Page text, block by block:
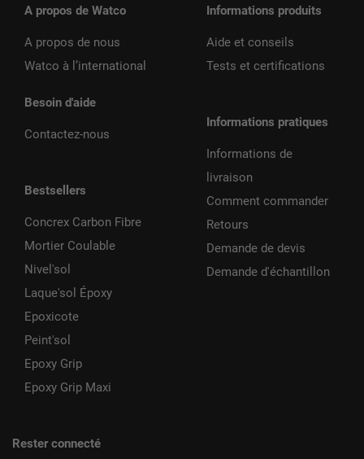
A propos de Watco
A propos de nous
Watco à l’international
Besoin d'aide
Contactez-nous
Bestsellers
Concrex Carbon Fibre
Mortier Coulable
Nivel'sol
Laque'sol Époxy
Epoxicote
Peint'sol
Epoxy Grip
Epoxy Grip Maxi
Informations produits
Aide et conseils
Tests et certifications
Informations pratiques
Informations de
livraison
Comment commander
Retours
Demande de devis
Demande d'échantillon
Rester connecté